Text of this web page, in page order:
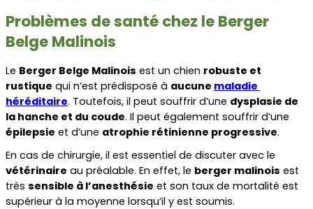
Problèmes de santé chez le Berger
Belge Malinois
Le Berger Belge Malinois est un chien robuste et
rustique qui n’est prédisposé à aucune maladie
héréditaire. Toutefois, il peut souffrir d’une dysplasie de
la hanche et du coude
épilepsie et d’une atrophie rétinienne progressive.
vétérinaire au préalable. En effet, le berger malinois est
très sensible à l’anesthésie et son taux de mortalité est
supérieur à la moyenne lorsqu’il y est soumis.